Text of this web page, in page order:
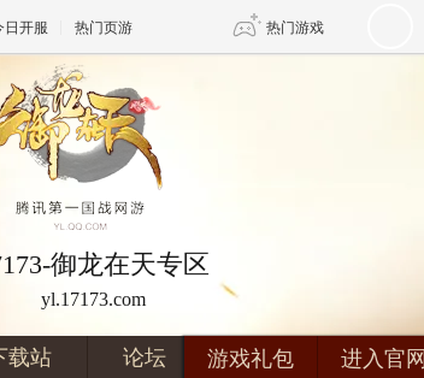
日开服 热门页游 热门游戏
魔兽
天堂
王权与自由 诛仙世界
御龙在天专区
yl.17173.com
载站 论坛 游戏礼包 进入官网